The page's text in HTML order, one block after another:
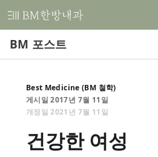
비
한
과
한
원
BM 포스트
인기 주제
건자꿈 식단
임상 연구
Best Medicine (BM 철학)
게시일2017년 7월 11 일
개정일2021 년 7월 11 일
건강한 여성